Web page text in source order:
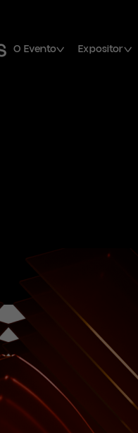
O Evento Expositor